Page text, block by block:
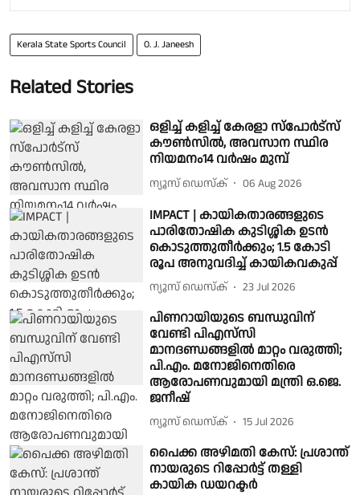
Kerala State Sports Council O. J. Janeesh
Related Stories
ഒളിച്ച് കളിച്ച് കേരളാ സ്പോർട്സ്
കൗൺസിൽ, അവസാന സ്ഥിര
നിയമനം14 വർഷം മുമ്പ്
ന്യൂസ് ഡെസ്ക് 06 Aug 2026
IMPACT | കായികതാരങ്ങളുടെ
പാരിതോഷിക കുടിശ്ശിക ഉടന്‍
കൊടുത്തുതീര്‍ക്കും; 1.5 കോടി
രൂപ അനുവദിച്ച് കായികവകുപ്പ്
ന്യൂസ് ഡെസ്ക് 23 Jul 2026
പിണറായിയുടെ ബന്ധുവിന്
വേണ്ടി പിഎസ്‌സി
മാനദണ്ഡങ്ങളിൽ മാറ്റം വരുത്തി;
പി.എം. മനോജിനെതിരെ
ആരോപണവുമായി മന്ത്രി ഒ.ജെ.
ജനീഷ്
ന്യൂസ് ഡെസ്ക് 15 Jul 2026
പൈക്ക അഴിമതി കേസ്: പ്രശാന്ത്
നായരുടെ റിപ്പോർട്ട് തള്ളി
കായിക ഡയറക്ടർ